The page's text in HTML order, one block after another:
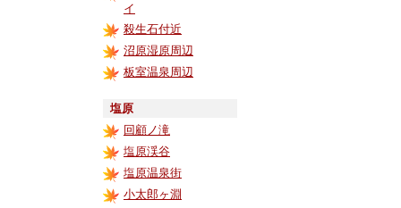
イ
殺生石付近
沼原湿原周辺
板室温泉周辺
塩原
回顧ノ滝
塩原渓谷
塩原温泉街
小太郎ヶ淵